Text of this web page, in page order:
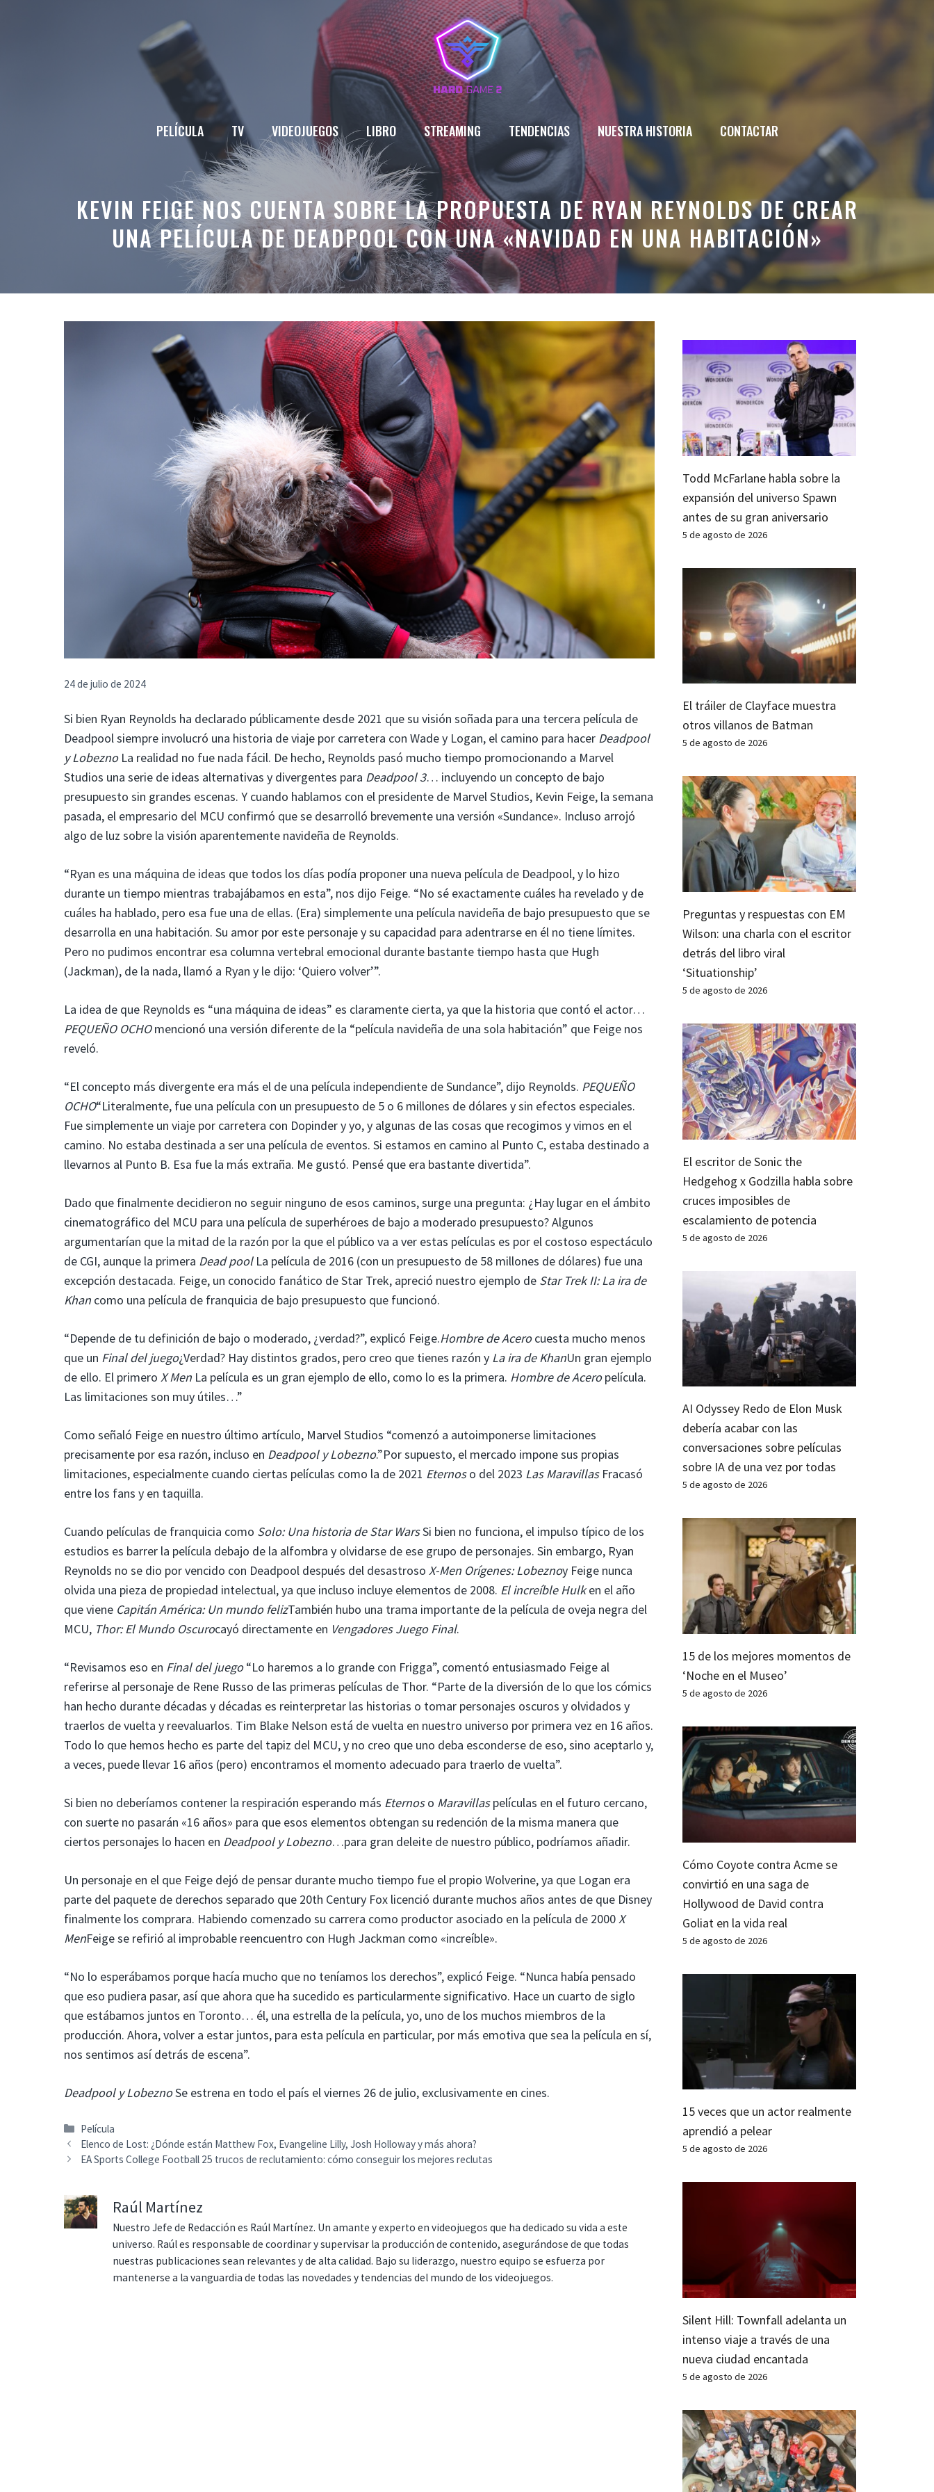
PELÍCULA TV VIDEOJUEGOS LIBRO STREAMING TENDENCIAS NUESTRA HISTORIA CONTACTAR
KEVIN FEIGE NOS CUENTA SOBRE LA PROPUESTA DE RYAN REYNOLDS DE CREAR
UNA PELÍCULA DE DEADPOOL CON UNA «NAVIDAD EN UNA HABITACIÓN»
24 de julio de 2024
Si bien Ryan Reynolds ha declarado públicamente desde 2021 que su visión soñada para una tercera película de
Deadpool siempre involucró una historia de viaje por carretera con Wade y Logan, el camino para hacer Deadpool
y LobeznoLa realidad no fue nada fácil. De hecho, Reynolds pasó mucho tiempo promocionando a Marvel
Studios una serie de ideas alternativas y divergentes para Deadpool 3… incluyendo un concepto de bajo
presupuesto sin grandes escenas. Y cuando hablamos con el presidente de Marvel Studios, Kevin Feige, la semana
pasada, el empresario del MCU confirmó que se desarrolló brevemente una versión «Sundance». Incluso arrojó
algo de luz sobre la visión aparentemente navideña de Reynolds.
“Ryan es una máquina de ideas que todos los días podía proponer una nueva película de Deadpool, y lo hizo
durante un tiempo mientras trabajábamos en esta”, nos dijo Feige. “No sé exactamente cuáles ha revelado y de
cuáles ha hablado, pero esa fue una de ellas. (Era) simplemente una película navideña de bajo presupuesto que se
desarrolla en una habitación. Su amor por este personaje y su capacidad para adentrarse en él no tiene límites.
Pero no pudimos encontrar esa columna vertebral emocional durante bastante tiempo hasta que Hugh
(Jackman), de la nada, llamó a Ryan y le dijo: ‘Quiero volver’”.
La idea de que Reynolds es “una máquina de ideas” es claramente cierta, ya que la historia que contó el actor…
PEQUEÑO OCHOmencionó una versión diferente de la “película navideña de una sola habitación” que Feige nos
reveló.
“El concepto más divergente era más el de una película independiente de Sundance”, dijo Reynolds. PEQUEÑO
OCHO“Literalmente, fue una película con un presupuesto de 5 o 6 millones de dólares y sin efectos especiales.
Fue simplemente un viaje por carretera con Dopinder y yo, y algunas de las cosas que recogimos y vimos en el
camino. No estaba destinada a ser una película de eventos. Si estamos en camino al Punto C, estaba destinado a
llevarnos al Punto B. Esa fue la más extraña. Me gustó. Pensé que era bastante divertida”.
Dado que finalmente decidieron no seguir ninguno de esos caminos, surge una pregunta: ¿Hay lugar en el ámbito
cinematográfico del MCU para una película de superhéroes de bajo a moderado presupuesto? Algunos
argumentarían que la mitad de la razón por la que el público va a ver estas películas es por el costoso espectáculo
de CGI, aunque la primera Dead pool La película de 2016 (con un presupuesto de 58 millones de dólares) fue una
excepción destacada. Feige, un conocido fanático de Star Trek, apreció nuestro ejemplo de Star Trek II: La ira de
Khan como una película de franquicia de bajo presupuesto que funcionó.
“Depende de tu definición de bajo o moderado, ¿verdad?”, explicó Feige.Hombre de Acerocuesta mucho menos
que un Final del juego¿Verdad? Hay distintos grados, pero creo que tienes razón y La ira de KhanUn gran ejemplo
de ello. El primero X Men La película es un gran ejemplo de ello, como lo es la primera. Hombre de Aceropelícula.
Las limitaciones son muy útiles…”
Como señaló Feige en nuestro último artículo, Marvel Studios “comenzó a autoimponerse limitaciones
precisamente por esa razón, incluso en Deadpool y Lobezno.”Por supuesto, el mercado impone sus propias
limitaciones, especialmente cuando ciertas películas como la de 2021 Eternoso del 2023 Las MaravillasFracasó
entre los fans y en taquilla.
Cuando películas de franquicia como Solo: Una historia de Star WarsSi bien no funciona, el impulso típico de los
estudios es barrer la película debajo de la alfombra y olvidarse de ese grupo de personajes. Sin embargo, Ryan
Reynolds no se dio por vencido con Deadpool después del desastroso X-Men Orígenes: Lobeznoy Feige nunca
olvida una pieza de propiedad intelectual, ya que incluso incluye elementos de 2008. El increíble Hulken el año
que viene Capitán América: Un mundo felizTambién hubo una trama importante de la película de oveja negra del
MCU, Thor: El Mundo Oscurocayó directamente en Vengadores Juego Final.
“Revisamos eso en Final del juego“Lo haremos a lo grande con Frigga”, comentó entusiasmado Feige al
referirse al personaje de Rene Russo de las primeras películas de Thor. “Parte de la diversión de lo que los cómics
han hecho durante décadas y décadas es reinterpretar las historias o tomar personajes oscuros y olvidados y
traerlos de vuelta y reevaluarlos. Tim Blake Nelson está de vuelta en nuestro universo por primera vez en 16 años.
Todo lo que hemos hecho es parte del tapiz del MCU, y no creo que uno deba esconderse de eso, sino aceptarlo y,
a veces, puede llevar 16 años (pero) encontramos el momento adecuado para traerlo de vuelta”.
Si bien no deberíamos contener la respiración esperando más Eternoso Maravillaspelículas en el futuro cercano,
con suerte no pasarán «16 años» para que esos elementos obtengan su redención de la misma manera que
ciertos personajes lo hacen en Deadpool y Lobezno…para gran deleite de nuestro público, podríamos añadir.
Un personaje en el que Feige dejó de pensar durante mucho tiempo fue el propio Wolverine, ya que Logan era
parte del paquete de derechos separado que 20th Century Fox licenció durante muchos años antes de que Disney
finalmente los comprara. Habiendo comenzado su carrera como productor asociado en la película de 2000X
MenFeige se refirió al improbable reencuentro con Hugh Jackman como «increíble».
“No lo esperábamos porque hacía mucho que no teníamos los derechos”, explicó Feige. “Nunca había pensado
que eso pudiera pasar, así que ahora que ha sucedido es particularmente significativo. Hace un cuarto de siglo
que estábamos juntos en Toronto… él, una estrella de la película, yo, uno de los muchos miembros de la
producción. Ahora, volver a estar juntos, para esta película en particular, por más emotiva que sea la película en sí,
nos sentimos así detrás de escena”.
Deadpool y LobeznoSe estrena en todo el país el viernes 26 de julio, exclusivamente en cines.
Categorías
Película
Elenco de Lost: ¿Dónde están Matthew Fox, Evangeline Lilly, Josh Holloway y más ahora?
EA Sports College Football 25 trucos de reclutamiento: cómo conseguir los mejores reclutas
Raúl Martínez
Nuestro Jefe de Redacción es Raúl Martínez. Un amante y experto en videojuegos que ha dedicado su vida a este
universo. Raúl es responsable de coordinar y supervisar la producción de contenido, asegurándose de que todas
nuestras publicaciones sean relevantes y de alta calidad. Bajo su liderazgo, nuestro equipo se esfuerza por
mantenerse a la vanguardia de todas las novedades y tendencias del mundo de los videojuegos.
Todd McFarlane habla sobre la
expansión del universo Spawn
antes de su gran aniversario
5 de agosto de 2026
El tráiler de Clayface muestra
otros villanos de Batman
5 de agosto de 2026
Preguntas y respuestas con EM
Wilson: una charla con el escritor
detrás del libro viral
‘Situationship’
5 de agosto de 2026
El escritor de Sonic the
Hedgehog x Godzilla habla sobre
cruces imposibles de
escalamiento de potencia
5 de agosto de 2026
AI Odyssey Redo de Elon Musk
debería acabar con las
conversaciones sobre películas
sobre IA de una vez por todas
5 de agosto de 2026
15 de los mejores momentos de
‘Noche en el Museo’
5 de agosto de 2026
Cómo Coyote contra Acme se
convirtió en una saga de
Hollywood de David contra
Goliat en la vida real
5 de agosto de 2026
15 veces que un actor realmente
aprendió a pelear
5 de agosto de 2026
Silent Hill: Townfall adelanta un
intenso viaje a través de una
nueva ciudad encantada
5 de agosto de 2026